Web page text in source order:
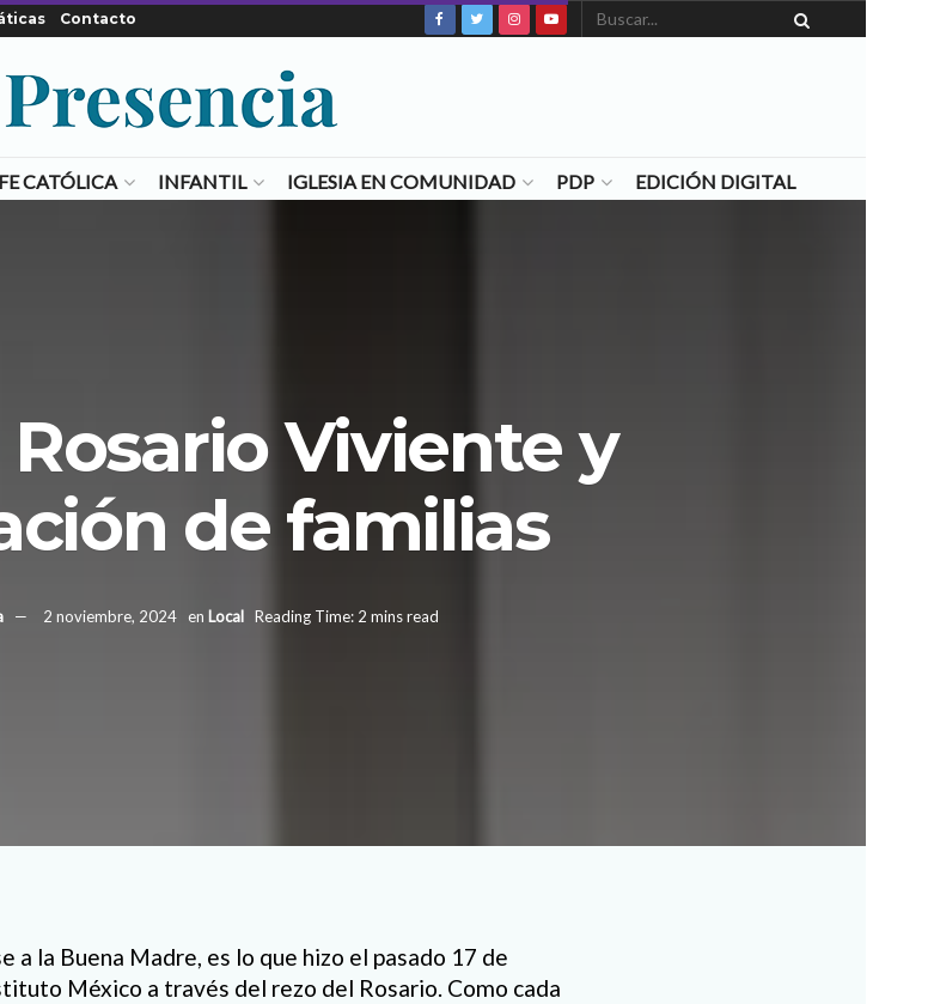
Contacto
FE CATÓLICA INFANTIL IGLESIA EN COMUNIDAD PDP EDICIÓN DIGITAL
Viviente y
de familias
2 noviembre, 2024 en Local Reading Time: 2 mins read
a la Buena Madre, es lo que hizo el pasado 17 de
México a través del rezo del Rosario. Como cada